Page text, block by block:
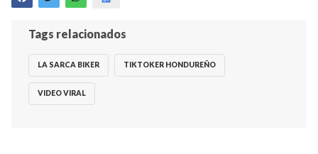
Tags relacionados
LA SARCA BIKER TIKTOKER HONDUREÑO
VIDEO VIRAL